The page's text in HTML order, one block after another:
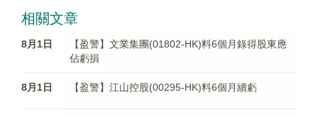
相關文章
8月1日
【盈警】文業集團(01802-HK)料6個月錄得股東應
佔虧損
8月1日 【盈警】江山控股(00295-HK)料6個月續虧